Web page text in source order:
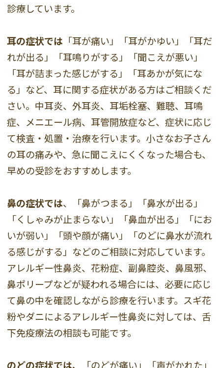
診療しています。
耳の症状では 「耳が痛い」「耳がかゆい」「耳だ
れが出る」「耳鳴りがする」「聞こえが悪い」
「耳が詰まった感じがする」「耳あかが気にな
る」など、耳に関する症状がある方はご相談くだ
さい。中耳炎、外耳炎、耳垢栓塞、難聴、耳鳴
症、メニエール病、耳管開放症など、症状に応じ
て検査・処置・治療を行います。小さなお子さん
の耳の痛みや、急に聞こえにくくなった場合も、
早めの受診をおすすめします。
鼻の症状では、「鼻がつまる」「鼻水が出る」
「くしゃみが止まらない」「鼻血が出る」「にお
いが弱い」「頭や顔が痛い」「のどに鼻水が流れ
る感じがする」などのご相談に対応しています。
アレルギー性鼻炎、花粉症、副鼻腔炎、鼻風邪、
鼻ポリープなどが疑われる場合には、必要に応じ
て鼻の中を確認しながら診療を行います。スギ花
粉やダニによるアレルギー性鼻炎に対しては、舌
下免疫療法の相談も可能です。
のどの症状では、 「のどが痛い」「声がかれた」